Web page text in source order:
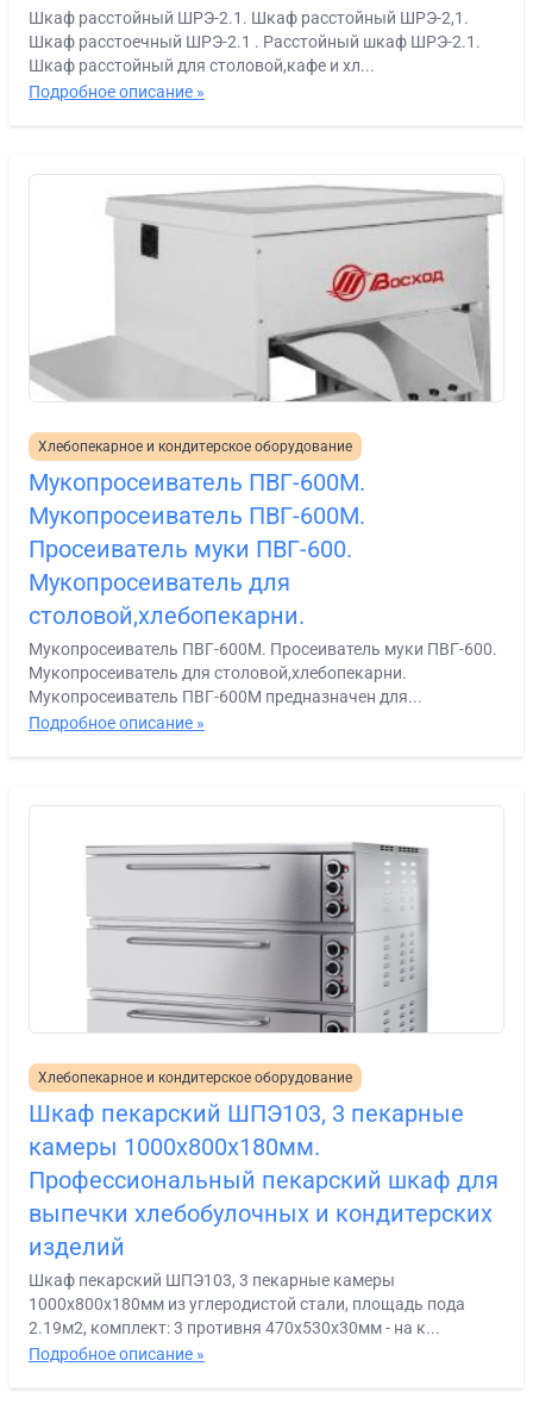
Шкаф расстойный ШРЭ-2.1. Шкаф расстойный ШРЭ-2,1.
Шкаф расстоечный ШРЭ-2.1 . Расстойный шкаф ШРЭ-2.1.
Шкаф расстойный для столовой,кафе и хл...
Подробное описание »
Хлебопекарное и кондитерское оборудование
Мукопросеиватель ПВГ-600М.
Мукопросеиватель ПВГ-600М.
Просеиватель муки ПВГ-600.
Мукопросеиватель для
столовой,хлебопекарни.
Мукопросеиватель ПВГ-600М. Просеиватель муки ПВГ-600.
Мукопросеиватель для столовой,хлебопекарни.
Мукопросеиватель ПВГ-600М предназначен для...
Подробное описание »
Хлебопекарное и кондитерское оборудование
Шкаф пекарский ШПЭ103, 3 пекарные
камеры 1000х800х180мм.
Профессиональный пекарский шкаф для
выпечки хлебобулочных и кондитерских
изделий
Шкаф пекарский ШПЭ103, 3 пекарные камеры
1000х800х180мм из углеродистой стали, площадь пода
2.19м2, комплект: 3 противня 470х530х30мм - на к...
Подробное описание »